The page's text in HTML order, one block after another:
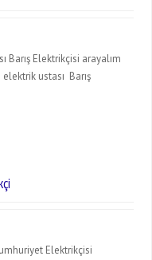
Barış Elektrikçisi arayalım
ustası Barış
Elektrikçisi